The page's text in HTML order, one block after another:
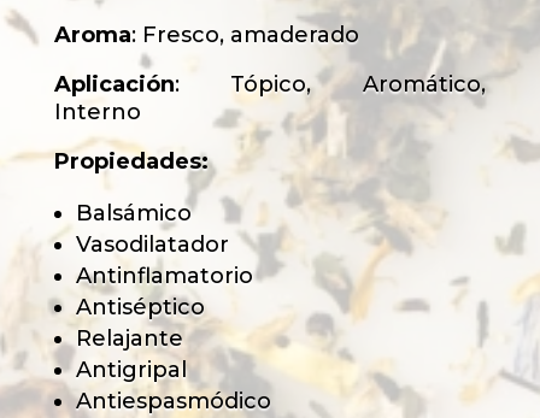
Aroma: Fresco, amaderado
Aplicación: Tópico, Aromático,
Interno
Propiedades:
Balsámico
Vasodilatador
Antinflamatorio
Antiséptico
Relajante
Antigripal
Antiespasmódico